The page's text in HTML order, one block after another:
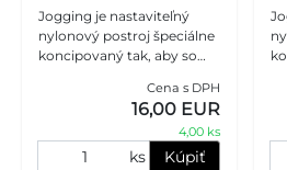
Jogging je nastaviteľný
nylonový postroj špeciálne
koncipovaný tak, aby so
malého domáceho
maznáčika. Je vybavený
Cena s DPH
16,00 EUR
4,00 ks
ks Kúpiť